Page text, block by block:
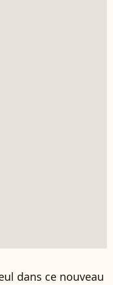
dans ce nouveau